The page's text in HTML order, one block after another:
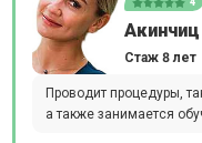
4
Стаж 8 лет
Проводит процедуры,
а также занимается